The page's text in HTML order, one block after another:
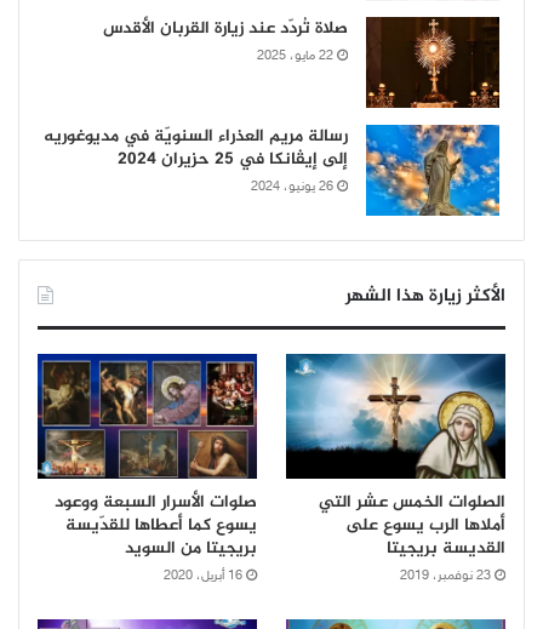
صلاة تُردّد عند زيارة القربان الأقدس
22 مايو، 2025
رسالة مريم العذراء السنويّة في مديوغوريه
إلى إيڤانكا في 25 حزيران 2024
26 يونيو، 2024
الأكثر زيارة هذا الشهر
الصلوات الخمس عشر التي
أملاها الرب يسوع على
القديسة بريجيتا
23 نوفمبر، 2019
صلوات الأسرار السبعة ووعود
يسوع كما أعطاها للقدّيسة
بريجيتا من السويد
16 أبريل، 2020